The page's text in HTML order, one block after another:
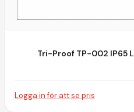
Tri-Proof TP-002 IP65
Logga in för att se pris